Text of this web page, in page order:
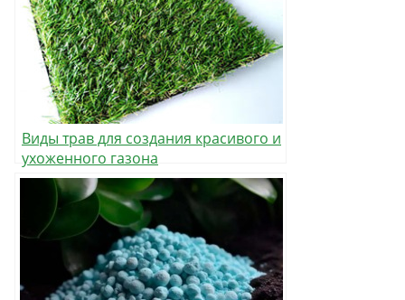
Виды трав для создания красивого и
ухоженного газона